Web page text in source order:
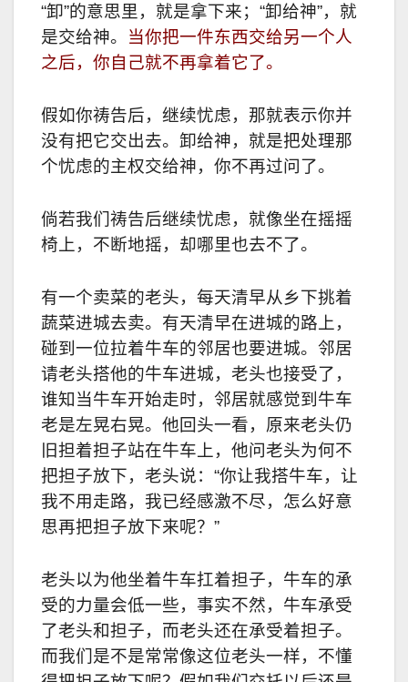
“卸”的意思里，就是拿下来；“卸给神”，就
是交给神。 当你把一件东西交给另一个人
之后，你自己就不再拿着它了。
假如你祷告后，继续忧虑，那就表示你并
没有把它交出去。卸给神，就是把处理那
个忧虑的主权交给神，你不再过问了。
倘若我们祷告后继续忧虑，就像坐在摇摇
椅上，不断地摇，却哪里也去不了。
有一个卖菜的老头，每天清早从乡下挑着
蔬菜进城去卖。有天清早在进城的路上，
碰到一位拉着牛车的邻居也要进城。邻居
请老头搭他的牛车进城，老头也接受了，
谁知当牛车开始走时，邻居就感觉到牛车
老是左晃右晃。他回头一看，原来老头仍
旧担着担子站在牛车上，他问老头为何不
把担子放下，老头说：“你让我搭牛车，让
我不用走路，我已经感激不尽，怎么好意
思再把担子放下来呢？”
老头以为他坐着牛车扛着担子，牛车的承
受的力量会低一些，事实不然，牛车承受
了老头和担子，而老头还在承受着担子。
而我们是不是常常像这位老头一样，不懂